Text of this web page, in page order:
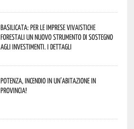
Basilicata: per le imprese vivaistiche
forestali un nuovo strumento di sostegno
agli investimenti. I dettagli
Potenza, incendio in un’abitazione in
provincia!